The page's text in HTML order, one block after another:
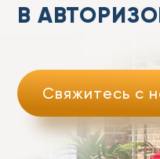
В
Свяжитесь с